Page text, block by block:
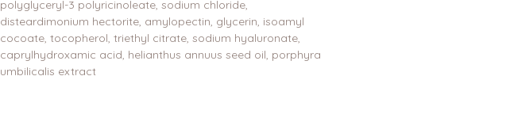
polyglyceryl-3 polyricinoleate, sodium chloride,
disteardimonium hectorite, amylopectin, glycerin, isoamyl
cocoate, tocopherol, triethyl citrate, sodium hyaluronate,
caprylhydroxamic acid, helianthus annuus seed oil, porphyra
umbilicalis extract